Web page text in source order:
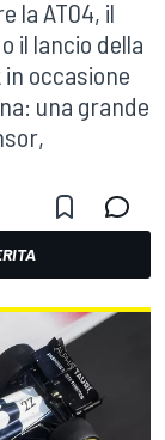
la AT04, il
il lancio della
in occasione
una grande